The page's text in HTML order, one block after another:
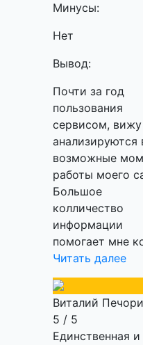
Минусы:
Нет
Вывод:
Почти за год
пользования
сервисом, вижу
анализируются
возможные
работы моего
Большое
колличество
информации
помогает мне
Читать далее
Виталий
5 / 5
Единственная и